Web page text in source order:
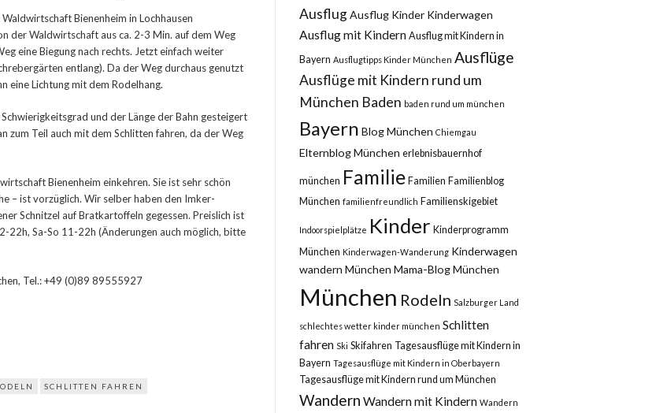
Bienenheim in Lochhausen
der Waldwirtschaft aus ca. 2-3 Min. auf dem Weg
eine Biegung nach rechts. Jetzt einfach weiter
entlang). Da der Weg durchaus genutzt
eine Lichtung mit dem Rodelhang.
und der Länge der Bahn gesteigert
zum Teil auch mit dem Schlitten fahren, da der Weg
Bienenheim einkehren. Sie ist sehr schön
– ist vorzüglich. Wir selber haben den Imker-
Schnitzel auf Bratkartoffeln gegessen. Preislich ist
22h, Sa-So 11-22h (Änderungen auch möglich, bitte
Tel.: +49 (0)89 89555927
SCHLITTEN FAHREN
AusflugAusflug Kinder Kinderwagen
Ausflug mit Kindern Ausflug mit Kindern in
Bayern Ausflugtipps Kinder München Ausflüge
Ausflüge mit Kindern rund um
München Baden baden rund um münchen
Bayern Blog München Chiemgau
Elternblog München erlebnisbauernhof
münchen Familie Familien Familienblog
München familienfreundlich Familienskigebiet
Indoorspielplätze Kinder Kinderprogramm
München Kinderwagen-Wanderung Kinderwagen
wandern München Mama-Blog München
München Rodeln Salzburger Land
schlechtes wetter kinder münchen Schlitten
fahren Ski Skifahren Tagesausflüge mit Kindern in
Bayern Tagesausflüge mit Kindern in Oberbayern
Tagesausflüge mit Kindern rund um München
Wandern Wandern mit Kindern Wandern